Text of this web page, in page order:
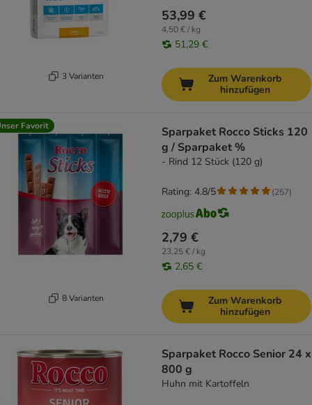
3 Varianten
53,99 €
4,50 € / kg
51,29 €
Zum Warenkorb
hinzufügen
Favorit
8 Varianten
Sparpaket Rocco Sticks 120
g / Sparpaket %
- Rind 12 Stück (120 g)
2,79 €
23,25 € / kg
2,65 €
Rating: 4.8/5 (257)
Zum Warenkorb
hinzufügen
Sparpaket Rocco Senior 24 x
800 g
Huhn mit Kartoffeln